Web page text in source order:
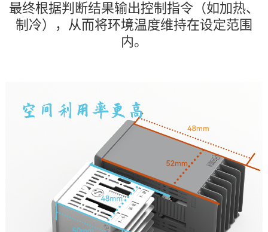
最终根据判断结果输出控制指令（如加热、
制冷），从而将环境温度维持在设定范围
内。